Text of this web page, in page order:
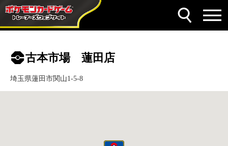
古本市場 蓮田店
埼玉県蓮田市関山1-5-8